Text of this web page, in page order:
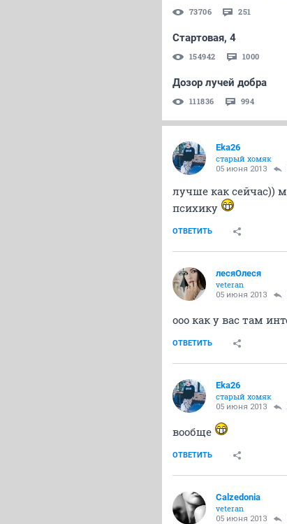
73706 251
Стартовая, 4
154942 1000
Дозор лучей добра
111836 994
Eka26
старый хомяк
05 июня 2013
лучше как сейчас))
психику
ОТВЕТИТЬ
лесяОлеся
veteran
05 июня 2013
ооо как у вас там
ОТВЕТИТЬ
Eka26
старый хомяк
05 июня 2013
вообще
ОТВЕТИТЬ
Calzedonia
veteran
05 июня 2013